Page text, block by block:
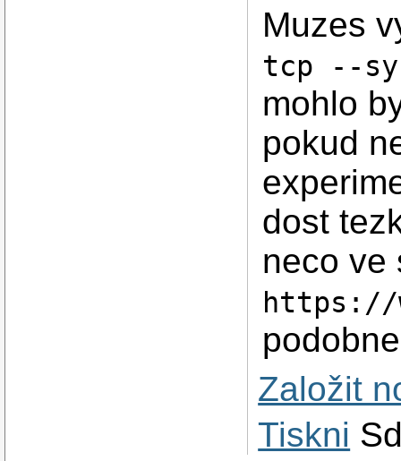
Muzes
tcp --
mohlo
pokud
dost
neco ve
https://
Založit
Tiskni